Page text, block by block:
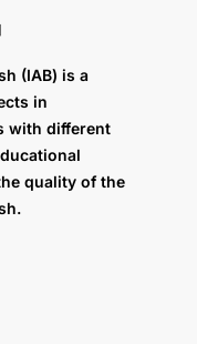
(IAB) is a
in
with different
quality of the